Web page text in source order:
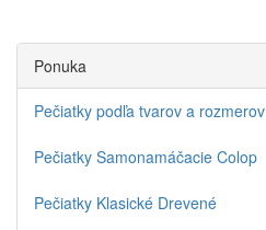
Ponuka
Pečiatky podľa tvarov a rozmerov
Pečiatky Samonamáčacie Colop
Pečiatky Klasické Drevené